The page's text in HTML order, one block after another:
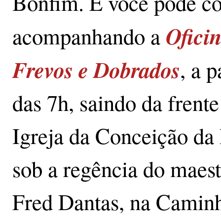
acompanhando a
Frevos e Dobrados, a
das 7h, saindo da
Igreja da Conceição da
sob a regência do
Fred Dantas, na